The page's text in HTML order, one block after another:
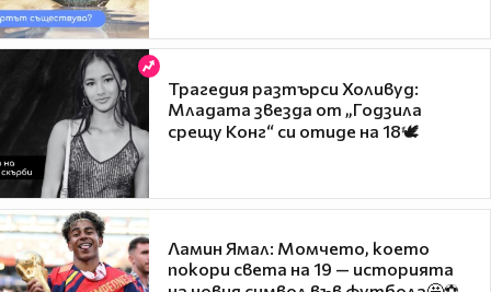
Трагедия разтърси Холивуд:
Младата звезда от „Годзила
срещу Конг“ си отиде на 18🕊️
Ламин Ямал: Момчето, което
покори света на 19 — историята